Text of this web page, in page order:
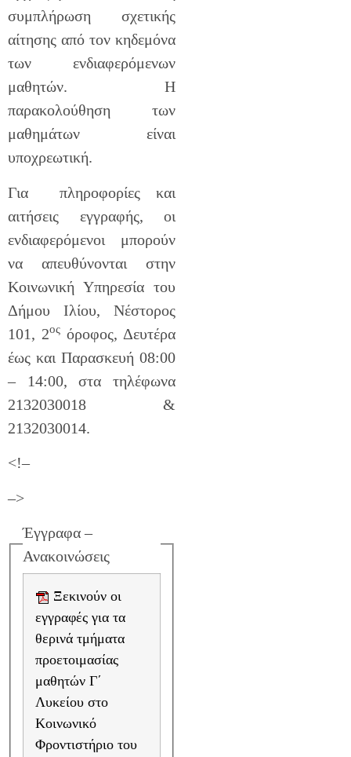
συμπλήρωση σχετικής
αίτησης από τον κηδεμόνα
των ενδιαφερόμενων
μαθητών. Η
παρακολούθηση των
μαθημάτων είναι
υποχρεωτική.
Για πληροφορίες και
αιτήσεις εγγραφής, οι
ενδιαφερόμενοι μπορούν
να απευθύνονται στην
Κοινωνική Υπηρεσία του
Δήμου Ιλίου, Νέστορος
101, 2ος όροφος, Δευτέρα
έως και Παρασκευή 08:00
– 14:00, στα τηλέφωνα
2132030018 &
2132030014.
<!–
–>
Έγγραφα –
Ανακοινώσεις
εγγραφές για τα
θερινά τμήματα
προετοιμασίας
μαθητών Γ΄
Λυκείου στο
Κοινωνικό
Φροντιστήριο του